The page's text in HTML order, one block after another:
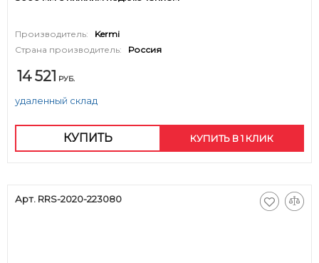
Производитель:
Kermi
Страна производитель:
Россия
14 521 РУБ.
удаленный склад
КУПИТЬ КУПИТЬ В 1 КЛИК
Арт. RRS-2020-223080